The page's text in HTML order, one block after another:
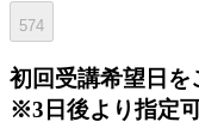
574
初回受講希望日を
※3日後より指定